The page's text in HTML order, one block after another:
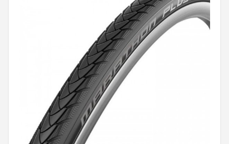
Elektrische fietsen
Mountainbikes
POPULAIRE MERKEN
Basil